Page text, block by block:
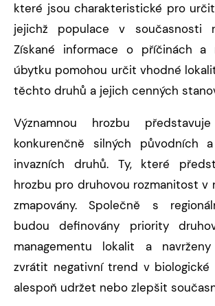
které jsou charakteristické pro
jejichž populace v současnosti
Získané informace o příčinách a
úbytku pomohou určit vhodné
těchto druhů a jejich cenných
Významnou hrozbu
konkurenčně silných původních
invazních druhů. Ty, které
hrozbu pro druhovou rozmanitost v
zmapovány. Společně s
budou definovány priority
managementu lokalit a
zvrátit negativní trend v biologické
alespoň udržet nebo zlepšit